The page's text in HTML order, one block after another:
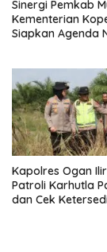
Sinergi Pemkab
Kementerian
Siapkan Agenda
Pabrik KUD
Dimatangkan
Kapolres Ogan
Patroli Karhutla
dan Cek